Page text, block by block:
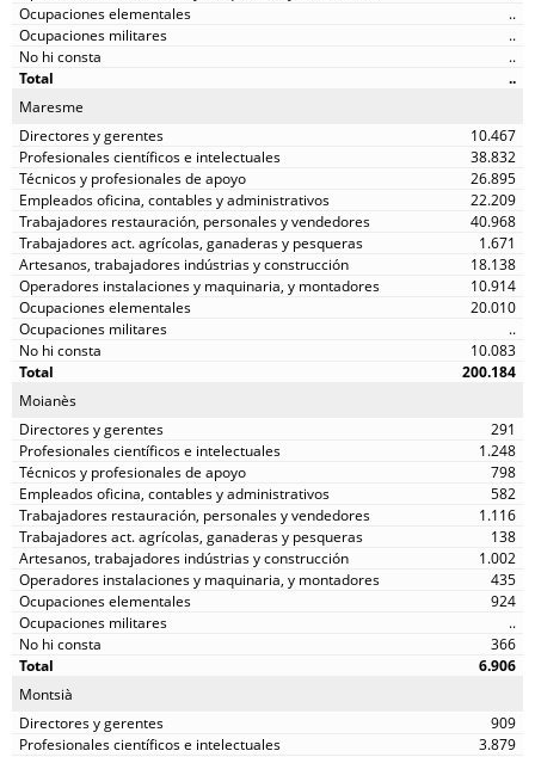
..
..
..
..
Maresme
10.467
38.832
26.895
22.209
40.968
1.671
18.138
10.914
20.010
..
10.083
200.184
Moianès
291
1.248
798
582
1.116
138
1.002
435
924
..
366
6.906
Montsià
909
3.879